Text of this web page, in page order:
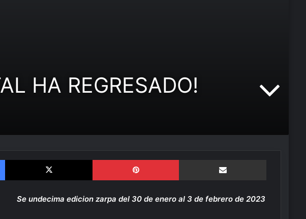
HA REGRESADO!
Facebook X Pinterest
Se undecima edicion zarpa del 30 de enero al 3 de febrero de 2023